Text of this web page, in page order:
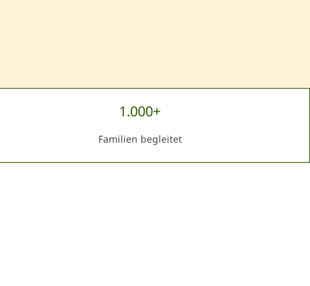
1.000+
Familien begleitet